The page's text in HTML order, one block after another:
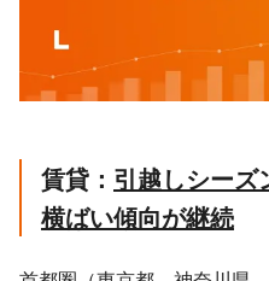
賃貸： 引越しシーズ
横ばい傾向が継続